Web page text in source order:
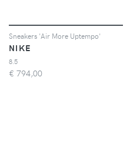
Sneakers 'Air More Uptempo'
NIKE
8.5
€ 794,00